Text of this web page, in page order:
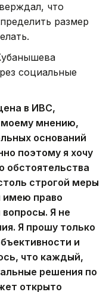
что
размер
социальные
в ИВС,
моему мнению,
оснований
поэтому я хочу
обстоятельства
строгой меры
имею право
Я не
Я прошу только
и
что каждый,
решения по
открыто